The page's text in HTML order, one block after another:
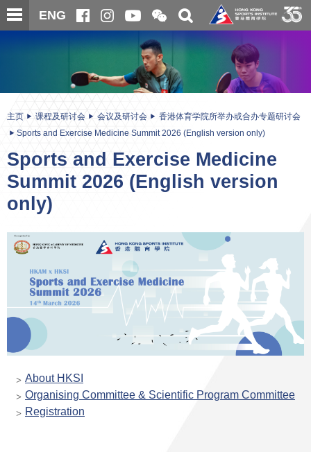
跳
至
ENG
开
合
信
二
维
码
关
搜
主页 课程及研讨会 会议及研讨会
香港体育学院所举办或合办专题研讨会
Sports and Exercise Medicine Summit 2026 (English version only)
Sports and Exercise Medicine
Summit 2026 (English version
only)
About HKSI
Organising Committee & Scientific Program Committee
Registration